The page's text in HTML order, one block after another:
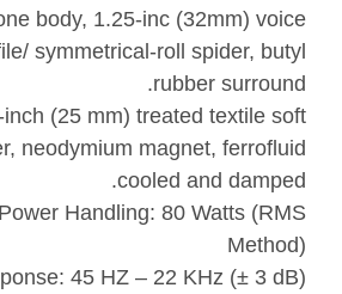
body, 1.25-inc (32mm) voice
symmetrical-roll spider, butyl
rubber surround.
(25 mm) treated textile soft
neodymium magnet, ferrofluid
cooled and damped.
Handling: 80 Watts (RMS
Method)
45 HZ – 22 KHz (± 3 dB)